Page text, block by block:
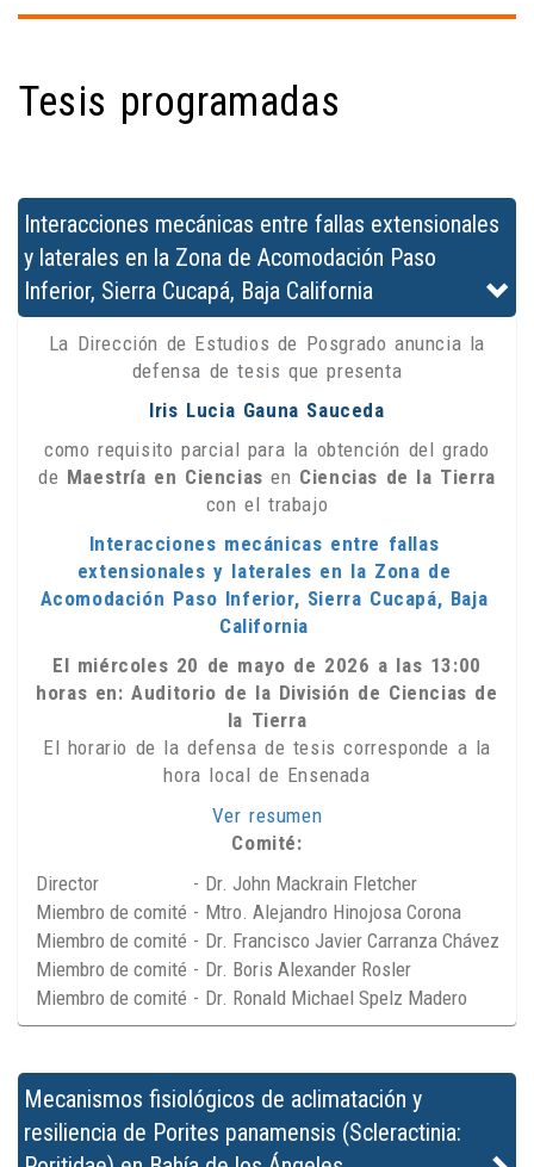
Tesis programadas
Interacciones mecánicas entre fallas extensionales
y laterales en la Zona de Acomodación Paso
Inferior, Sierra Cucapá, Baja California
La Dirección de Estudios de Posgrado anuncia la
defensa de tesis que presenta
Iris Lucia Gauna Sauceda
como requisito parcial para la obtención del grado
de Maestría en Ciencias en Ciencias de la Tierra
con el trabajo
Interacciones mecánicas entre fallas
extensionales y laterales en la Zona de
Acomodación Paso Inferior, Sierra Cucapá, Baja
California
El miércoles 20 de mayo de 2026 a las 13:00
horas en: Auditorio de la División de Ciencias de
la Tierra
El horario de la defensa de tesis corresponde a la
hora local de Ensenada
Ver resumen
Comité:
Director
- Dr. John Mackrain Fletcher
Miembro de comité - Mtro. Alejandro Hinojosa Corona
Miembro de comité - Dr. Francisco Javier Carranza Chávez
Miembro de comité - Dr. Boris Alexander Rosler
Miembro de comité - Dr. Ronald Michael Spelz Madero
Mecanismos fisiológicos de aclimatación y
resiliencia de Porites panamensis (Scleractinia: